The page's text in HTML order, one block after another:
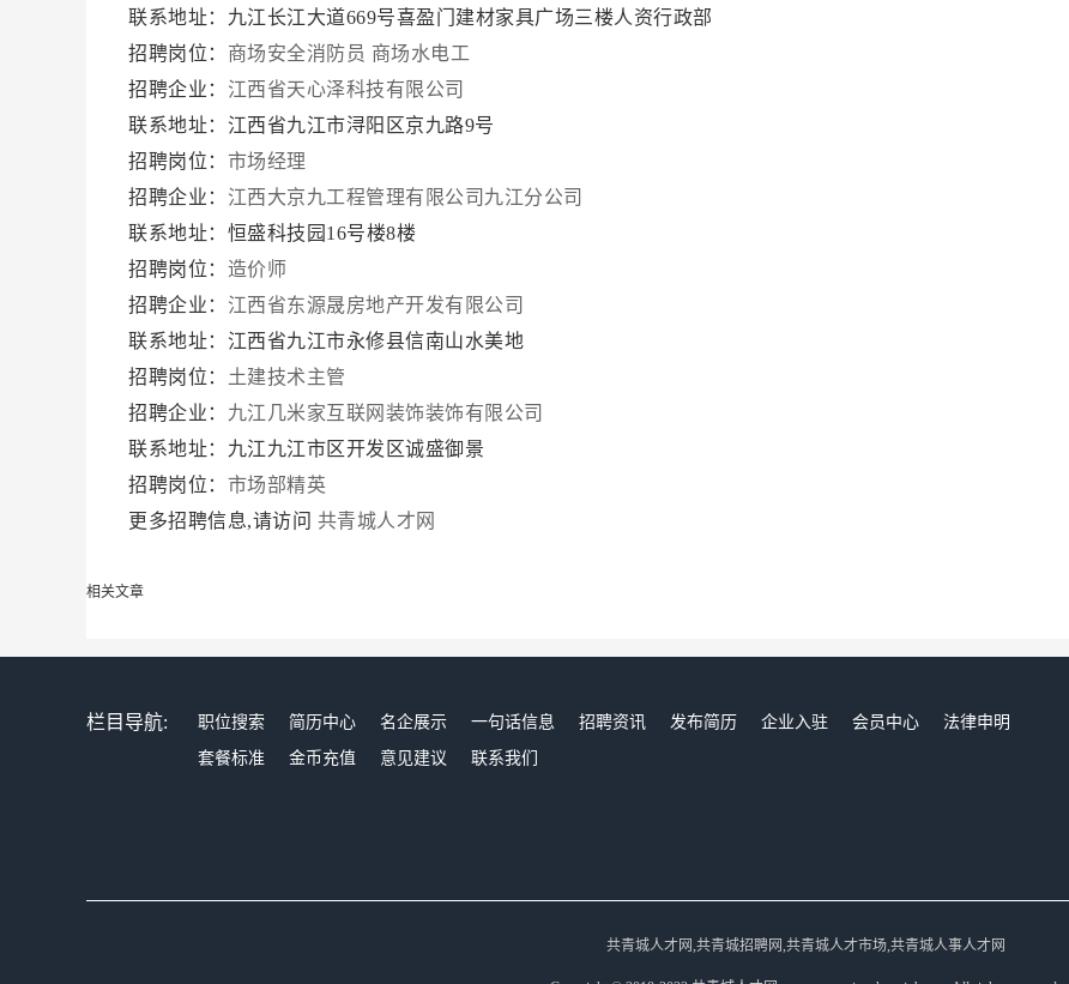
联系地址：九江长江大道669号喜盈门建材家具广场三楼人资行政部
招聘岗位： 商场安全消防员 商场水电工
招聘企业： 江西省天心泽科技有限公司
联系地址：江西省九江市浔阳区京九路9号
招聘岗位： 市场经理
招聘企业： 江西大京九工程管理有限公司九江分公司
联系地址：恒盛科技园16号楼8楼
招聘岗位： 造价师
招聘企业： 江西省东源晟房地产开发有限公司
联系地址：江西省九江市永修县信南山水美地
招聘岗位： 土建技术主管
招聘企业： 九江几米家互联网装饰装饰有限公司
联系地址：九江九江市区开发区诚盛御景
招聘岗位： 市场部精英
更多招聘信息,请访问 共青城人才网
相关文章
栏目导航: 职位搜索 简历中心 名企展示 一句话信息 招聘资讯 发布简历 企业入驻 会员中心
法律申明
套餐标准
金币充值 意见建议 联系我们
共青城人才网,共青城招聘网,共青城人才市场,共青城人事人才网